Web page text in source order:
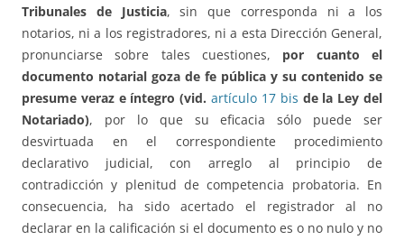
Tribunales de Justicia, sin que corresponda ni a los
notarios, ni a los registradores, ni a esta Dirección General,
pronunciarse sobre tales cuestiones, por cuanto el
documento notarial goza de fe pública y su contenido se
presume veraz e íntegro (vid. artículo 17 bis de la Ley del
Notariado), por lo que su eficacia sólo puede ser
desvirtuada en el correspondiente procedimiento
declarativo judicial, con arreglo al principio de
contradicción y plenitud de competencia probatoria. En
consecuencia, ha sido acertado el registrador al no
declarar en la calificación si el documento es o no nulo y no